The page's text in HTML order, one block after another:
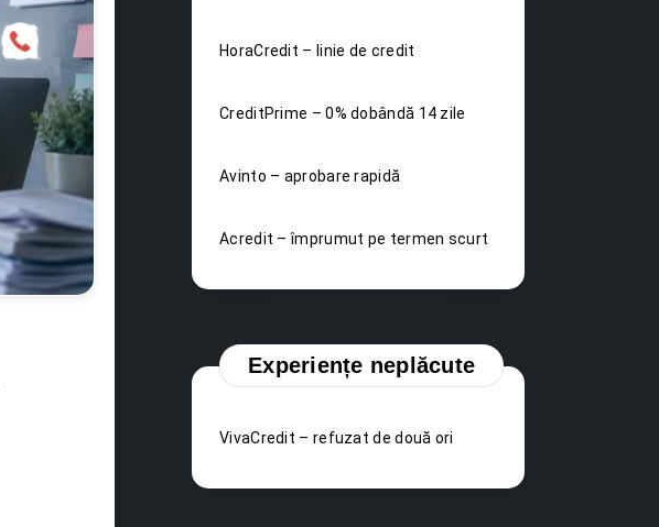
HoraCredit – linie de credit
CreditPrime – 0% dobândă 14 zile
Avinto – aprobare rapidă
Acredit – împrumut pe termen scurt
Experiențe neplăcute
VivaCredit – refuzat de două ori